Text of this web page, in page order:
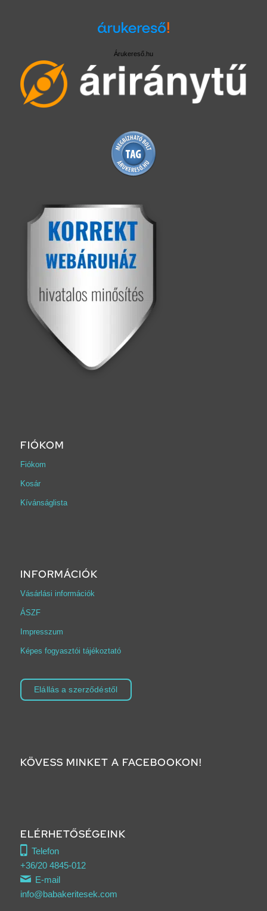
Árukereső.hu
FIÓKOM
Fiókom
Kosár
Kívánságlista
INFORMÁCIÓK
Vásárlási információk
ÁSZF
Impresszum
Képes fogyasztói tájékoztató
Elállás a szerződéstől
KÖVESS MINKET A FACEBOOKON!
ELÉRHETŐSÉGEINK
Telefon
+36/20 4845-012
E-mail
info@babakeritesek.com